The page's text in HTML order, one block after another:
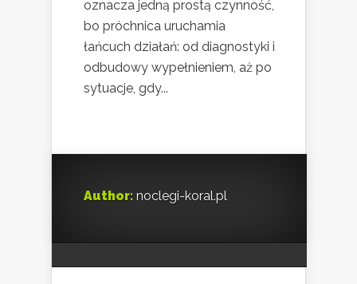
oznacza jedną prostą czynność,
bo próchnica uruchamia
łańcuch działań: od diagnostyki i
odbudowy wypełnieniem, aż po
sytuacje, gdy...
Author: noclegi-koral.pl